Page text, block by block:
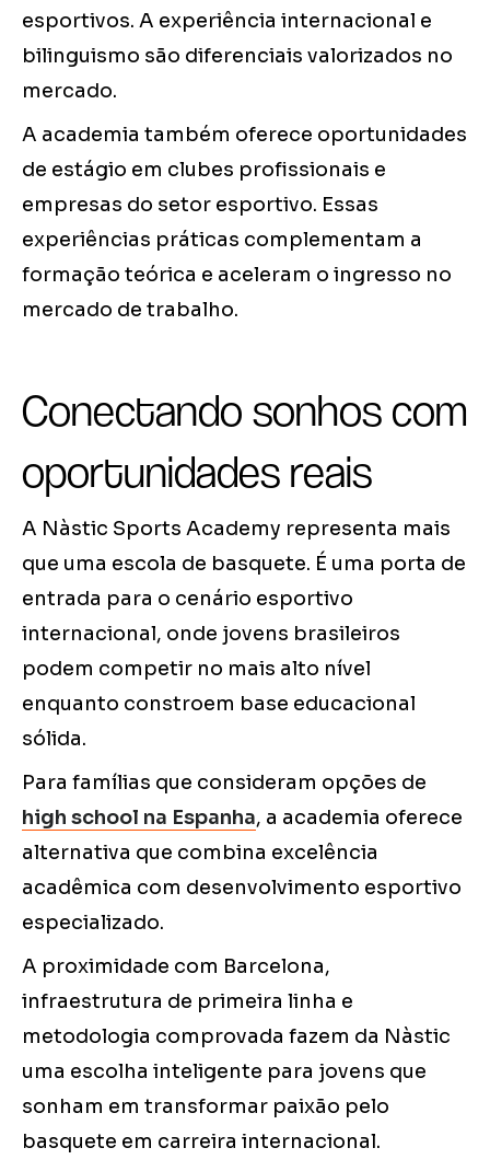
esportivos. A experiência internacional e
bilinguismo são diferenciais valorizados no
mercado.
A academia também oferece oportunidades
de estágio em clubes profissionais e
empresas do setor esportivo. Essas
experiências práticas complementam a
formação teórica e aceleram o ingresso no
mercado de trabalho.
Conectando sonhos com
oportunidades reais
A Nàstic Sports Academy representa mais
que uma escola de basquete. É uma porta de
entrada para o cenário esportivo
internacional, onde jovens brasileiros
podem competir no mais alto nível
enquanto constroem base educacional
sólida.
Para famílias que consideram opções de
high school na Espanha, a academia oferece
alternativa que combina excelência
acadêmica com desenvolvimento esportivo
especializado.
A proximidade com Barcelona,
infraestrutura de primeira linha e
metodologia comprovada fazem da Nàstic
uma escolha inteligente para jovens que
sonham em transformar paixão pelo
basquete em carreira internacional.